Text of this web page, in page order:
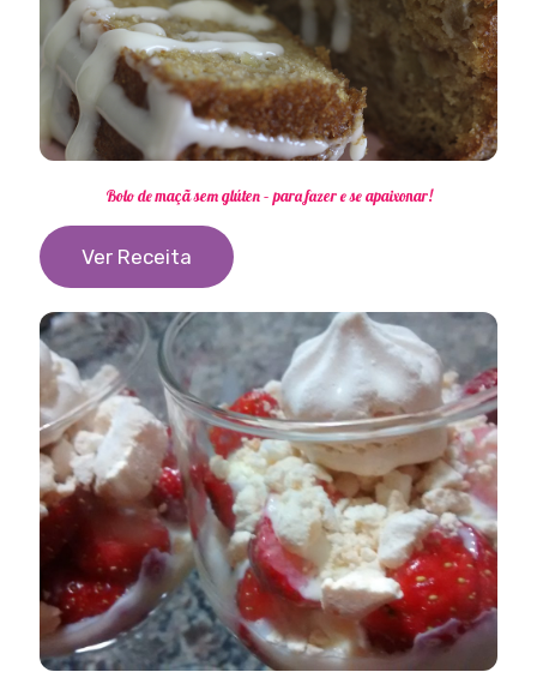
Bolo de maçã sem glúten – para fazer e se apaixonar!
Ver Receita